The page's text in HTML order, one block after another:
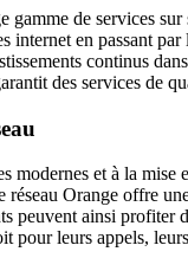
gamme de services sur
internet en passant par
continus
des services de
modernes et à la mise
réseau Orange offre
peuvent ainsi profiter
pour leurs appels,